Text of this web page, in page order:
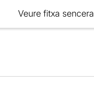
Veure fitxa sencera